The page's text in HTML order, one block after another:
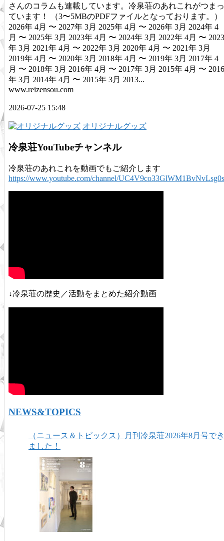
さんのコラムも連載しています。冷泉荘のあれこれがつまっ
ています！ （3〜5MBのPDFファイルとなっております。）
2026年 4月 〜 2027年 3月 2025年 4月 〜 2026年 3月 2024年 4
月 〜 2025年 3月 2023年 4月 〜 2024年 3月 2022年 4月 〜 2023
年 3月 2021年 4月 〜 2022年 3月 2020年 4月 〜 2021年 3月
2019年 4月 〜 2020年 3月 2018年 4月 〜 2019年 3月 2017年 4
月 〜 2018年 3月 2016年 4月 〜 2017年 3月 2015年 4月 〜 2016
年 3月 2014年 4月 〜 2015年 3月 2013...
www.reizensou.com
2026-07-25 15:48
オリジナルグッズ
冷泉荘YouTubeチャンネル
冷泉荘のあれこれを動画でもご紹介します
https://www.youtube.com/channel/
↓冷泉荘の歴史／活動をまとめた紹介動画
NEWS&TOPICS
（ニュース＆トピックス）月刊冷泉荘2026年8月号でき
ました！